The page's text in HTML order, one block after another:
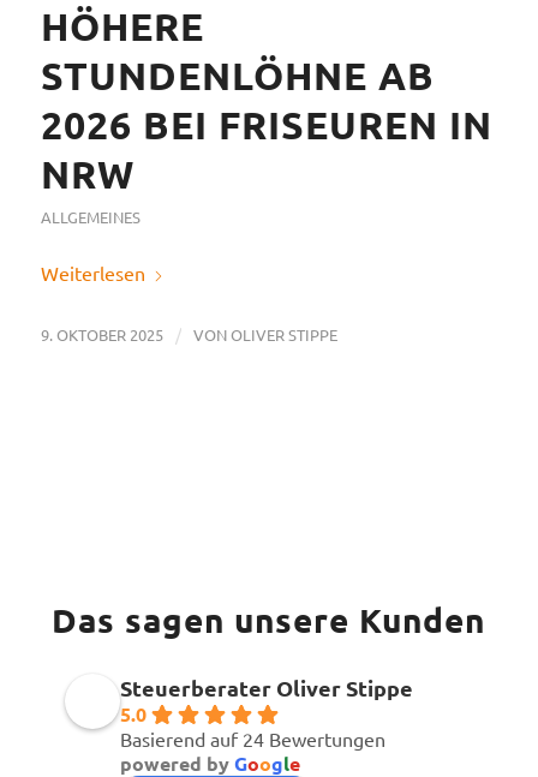
HÖHERE
STUNDENLÖHNE AB
2026 BEI FRISEUREN IN
NRW
ALLGEMEINES
Weiterlesen
9. OKTOBER 2025 / VONOLIVER STIPPE
Das sagen unsere Kunden
Steuerberater Oliver Stippe
5.0
Basierend auf 24 Bewertungen
powered byGoogle